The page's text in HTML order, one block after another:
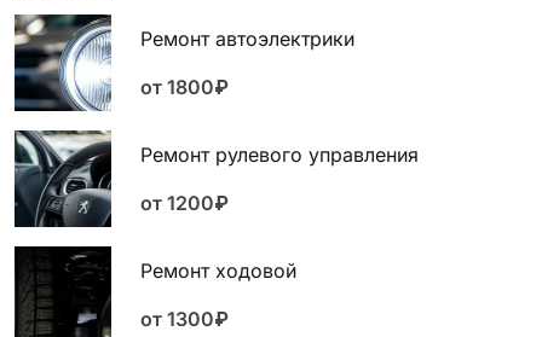
Ремонт автоэлектрики
от 1800₽
Ремонт рулевого управления
от 1200₽
Ремонт ходовой
от 1300₽